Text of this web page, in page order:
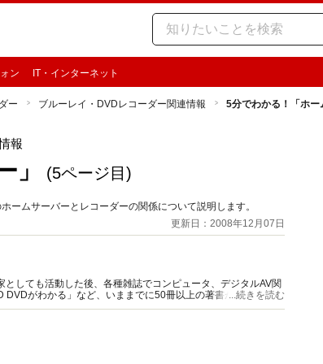
ン IT・インターネット
ー ブルーレイ・DVDレコーダー関連情報 5分でわかる！「ホー
報
」 (5ページ目)
ームサーバーとレコーダーの関係について説明します。
更新日：2008年12月07日
しても活動した後、各種雑誌でコンピュータ、デジタルAV関
がわかる」など、いままでに50冊以上の著書があります。
...続きを読む